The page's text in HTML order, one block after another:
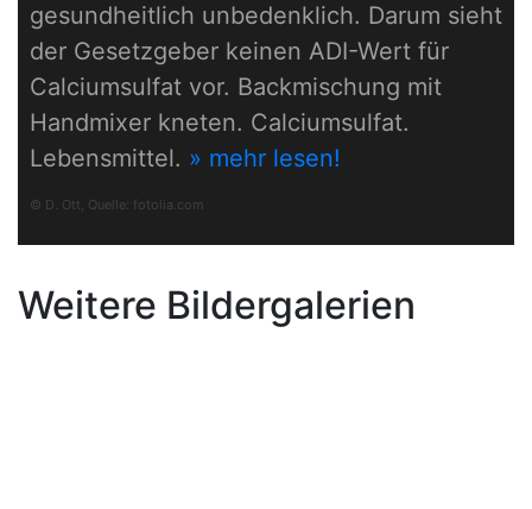
gesundheitlich unbedenklich. Darum sieht
der Gesetzgeber keinen ADI-Wert für
Calciumsulfat vor. Backmischung mit
Handmixer kneten. Calciumsulfat.
Lebensmittel. » mehr lesen!
© D. Ott, Quelle: fotolia.com
Weitere Bildergalerien